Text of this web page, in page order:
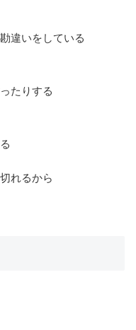
違いをしている
たりする
れるから